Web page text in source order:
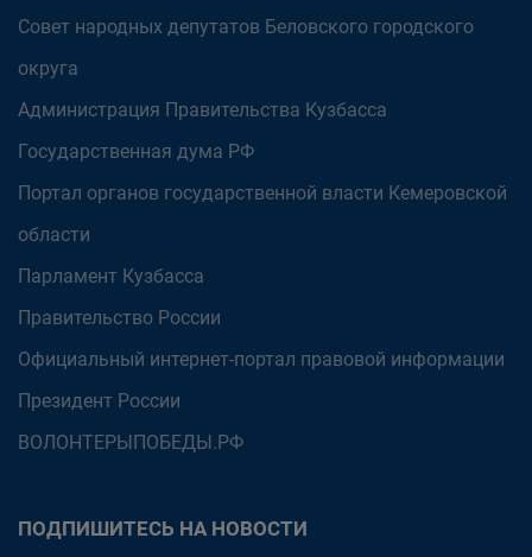
Совет народных депутатов Беловского городского
округа
Администрация Правительства Кузбасса
Государственная дума РФ
Портал органов государственной власти Кемеровской
области
Парламент Кузбасса
Правительство России
Официальный интернет-портал правовой информации
Президент России
ВОЛОНТЕРЫПОБЕДЫ.РФ
ПОДПИШИТЕСЬ НА НОВОСТИ